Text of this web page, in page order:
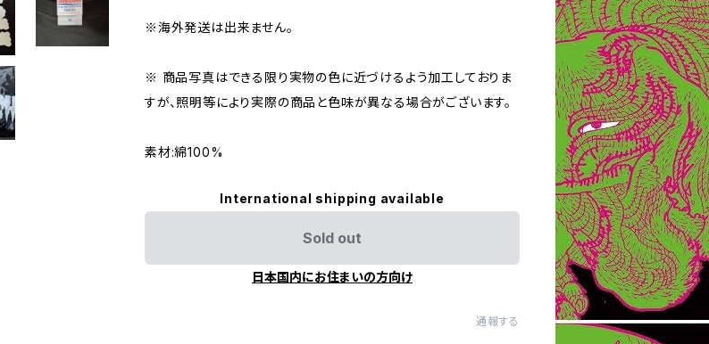
※海外発送は出来ません。
※ 商品写真はできる限り実物の色に近づけるよう加工しておりま
すが、照明等により実際の商品と色味が異なる場合がございます。
素材:綿100%
International shipping available
Sold out
日本国内にお住まいの方向け
通報する